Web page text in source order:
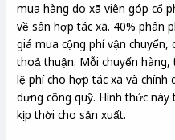
mua hàng do xã viên góp cổ
về sân hợp tác xã. 40% phân
giá mua cộng phí vận
thoả thuận. Mỗi chuyến
lệ phí cho hợp tác xã và
dựng công quỹ. Hình thức
kịp thời cho sản xuất.